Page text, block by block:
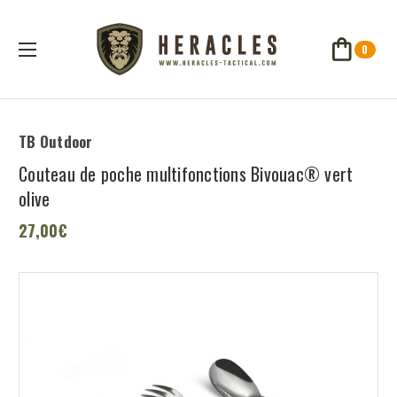
0
TB Outdoor
Couteau de poche multifonctions Bivouac® vert
olive
27,00€